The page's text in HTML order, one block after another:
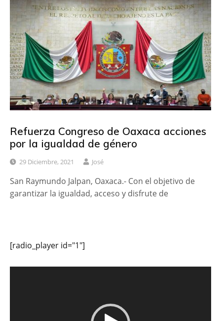
Refuerza Congreso de Oaxaca acciones
por la igualdad de género
29 Diciembre, 2021 José
San Raymundo Jalpan, Oaxaca.- Con el objetivo de
garantizar la igualdad, acceso y disfrute de
[radio_player id="1"]